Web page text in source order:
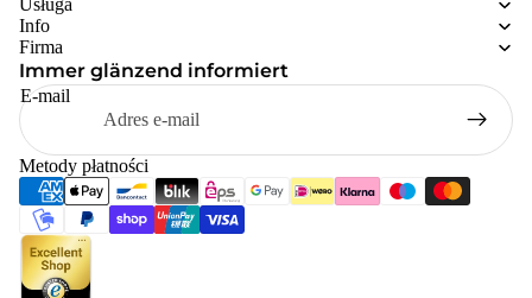
Info
Firma
Immer glänzend informiert
E-mail
Metody płatności